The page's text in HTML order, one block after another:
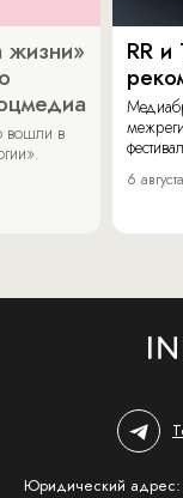
жизни»
вошли в
RR
6
Юридический адрес: